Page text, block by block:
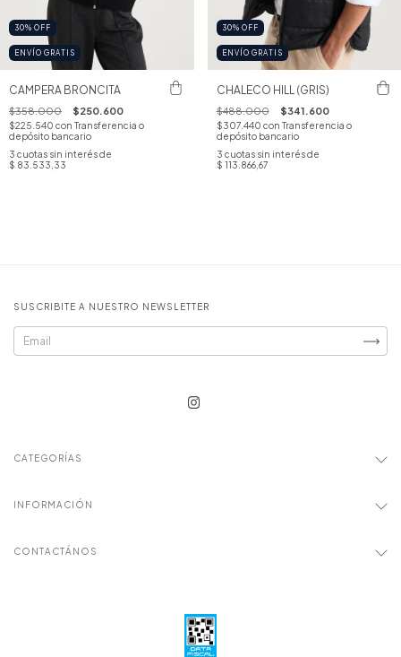
30% OFF
ENVÍO GRATIS
CAMPERA BRONCITA
$358.000 $250.600
$225.540 con Transferencia o
depósito bancario
3 cuotas sin interés de
$ 83.533,33
30% OFF
ENVÍO GRATIS
CHALECO HILL (GRIS)
$488.000 $341.600
$307.440 con Transferencia o
depósito bancario
3 cuotas sin interés de
$ 113.866,67
SUSCRIBITE A NUESTRO NEWSLETTER
CATEGORÍAS
INFORMACIÓN
CONTACTÁNOS